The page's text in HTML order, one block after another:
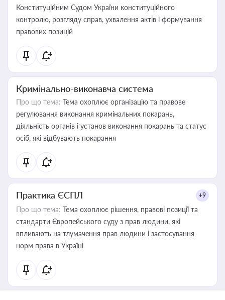
Конституційним Судом України конституційного
контролю, розгляду справ, ухвалення актів і формування
правових позицій
Кримінально-виконавча система
Про що тема: Тема охоплює організацію та правове
регулювання виконання кримінальних покарань,
діяльність органів і установ виконання покарань та статус
осіб, які відбувають покарання
Практика ЄСПЛ +9
Про що тема: Тема охоплює рішення, правові позиції та
стандарти Європейського суду з прав людини, які
впливають на тлумачення прав людини і застосування
норм права в Україні